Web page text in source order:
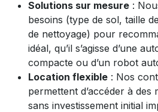
Solutions sur mesure :
besoins (type de sol, taille
de nettoyage) pour
idéal, qu’il s’agisse d’une
compacte ou d’un robot
Location flexible : Nos
permettent d’accéder à des
sans investissement initial